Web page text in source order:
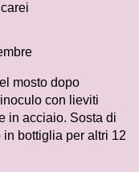
mosto dopo
con lieviti
in acciaio. Sosta di
bottiglia per altri 12